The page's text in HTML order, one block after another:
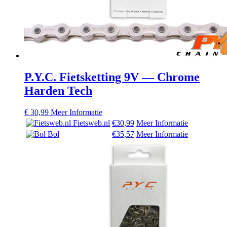
P.Y.C. Fietsketting 9V — Chrome
Harden Tech
€ 30,99 Meer Informatie
Fietsweb.nl €30,99 Meer Informatie
Bol
€35,57 Meer Informatie